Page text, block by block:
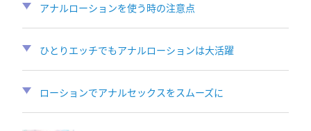
アナルローションを使う時の注意点
ひとりエッチでもアナルローションは大活躍
ローションでアナルセックスをスムーズに